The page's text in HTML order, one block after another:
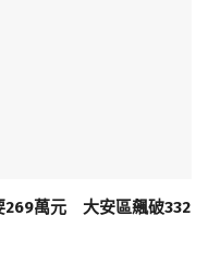
269萬元 大安區飆破332